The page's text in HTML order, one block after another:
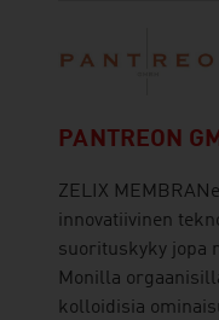
PANTREON
ZELIX
innovatiivinen
suorituskyky jopa
Monilla
kolloidisia